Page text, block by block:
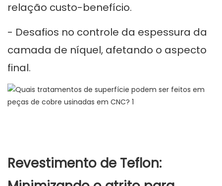
relação custo-benefício.
- Desafios no controle da espessura da
camada de níquel, afetando o aspecto
final.
Revestimento de Teflon: